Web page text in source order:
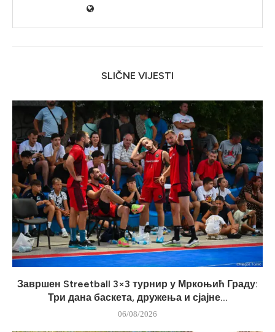
SLIČNE VIJESTI
Завршен Streetball 3×3 турнир у Мркоњић Граду:
Три дана баскета, дружења и сјајне...
06/08/2026